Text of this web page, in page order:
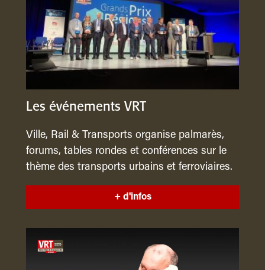
Les événements VRT
Ville, Rail & Transports organise palmarès,
forums, tables rondes et conférences sur le
thème des transports urbains et ferroviaires.
+ d'infos